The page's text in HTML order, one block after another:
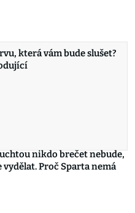
která vám bude slušet?
nikdo brečet nebude,
vydělat. Proč Sparta nemá